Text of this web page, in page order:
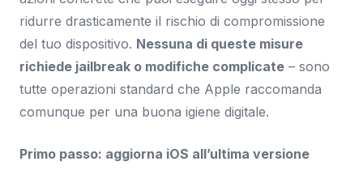
ridurre drasticamente il rischio di compromissione
del tuo dispositivo. Nessuna di queste misure
richiede jailbreak o modifiche complicate – sono
tutte operazioni standard che Apple raccomanda
comunque per una buona igiene digitale.
Primo passo: aggiorna iOS all’ultima versione